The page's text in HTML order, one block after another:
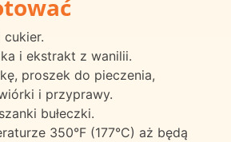
cukier.
i ekstrakt z wanilii.
proszek do pieczenia,
i przyprawy.
bułeczki.
350°F (177°C) aż będą